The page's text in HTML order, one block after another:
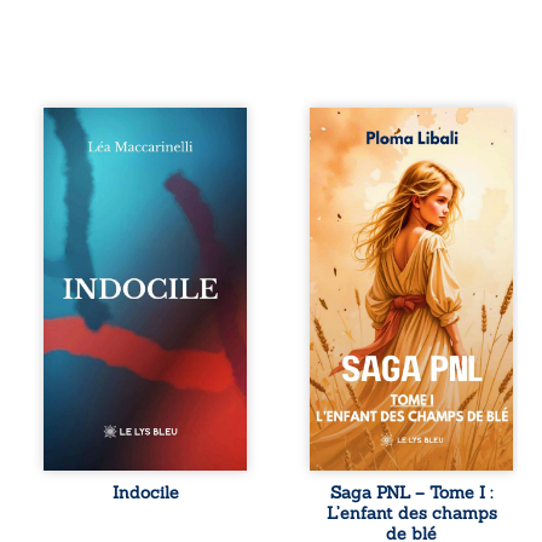
Quatre parties.
Quatre refus.
Quatre visages
d’une existence en
friction. Entre les
silences qu’on ne
déchiffre pas, les
amours qu’on
dérange, les corps
qu’on administre
et les liens qu’on
sabote, cet
ouvrage parle à
vivent trop fort,
trop vrai, trop tôt.
traversée. Une
langue nue. Une
Indocile
Autrefois, les
champs d’Atlantis
vibraient sous le
vent et les enfants
couraient dans les
blés. Puis la
couronne plia le
genou, livrant son
peuple à l’ombre
d’Ivorny. À Atove,
Luwel aurait pu
disparaître dans
les ruines de son
destin ; pourtant,
sous les pierres
d’un temple
oublié, des
rebelles lui
tendirent la main.
Parmi eux, Atos,
Saga PNL – Tome I :
L’enfant des champs
de blé